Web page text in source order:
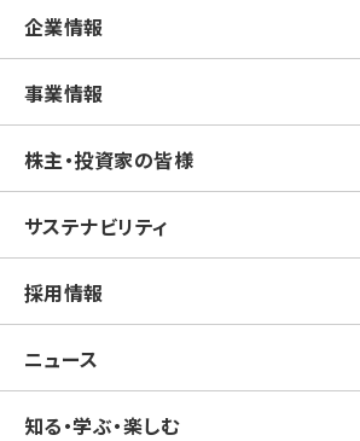
企業情報
事業情報
株主・投資家の皆様
サステナビリティ
採用情報
ニュース
知る・学ぶ・楽しむ